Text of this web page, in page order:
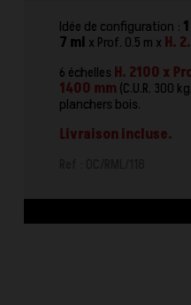
Idée de configuration :
7 ml x Prof. 0.5 m x H.
6 échelles H. 2100 x
1400 mm (C.U.R. 300
planchers bois.
Livraison incluse.